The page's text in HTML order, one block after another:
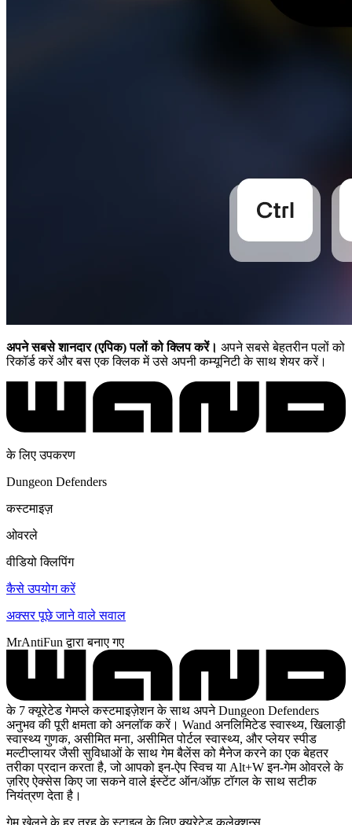
अपने सबसे शानदार (एपिक) पलों को क्लिप करें। अपने सबसे बेहतरीन पलों को
रिकॉर्ड करें और बस एक क्लिक में उसे अपनी कम्यूनिटी के साथ शेयर करें।
के लिए उपकरण
Dungeon Defenders
कस्टमाइज़
ओवरले
वीडियो क्लिपिंग
कैसे उपयोग करें
अक्सर पूछे जाने वाले सवाल
MrAntiFun द्वारा बनाए गए
के 7 क्यूरेटेड गेमप्ले कस्टमाइज़ेशन के साथ अपने Dungeon Defenders
अनुभव की पूरी क्षमता को अनलॉक करें। Wand अनलिमिटेड स्वास्थ्य, खिलाड़ी
स्वास्थ्य गुणक, असीमित मना, असीमित पोर्टल स्वास्थ्य, और प्लेयर स्पीड
मल्टीप्लायर जैसी सुविधाओं के साथ गेम बैलेंस को मैनेज करने का एक बेहतर
तरीका प्रदान करता है, जो आपको इन-ऐप स्विच या Alt+W इन-गेम ओवरले के
ज़रिए ऐक्सेस किए जा सकने वाले इंस्टेंट ऑन/ऑफ़ टॉगल के साथ सटीक
नियंत्रण देता है।
गेम खेलने के हर तरह के स्टाइल के लिए क्यूरेटेड कलेक्शन्स